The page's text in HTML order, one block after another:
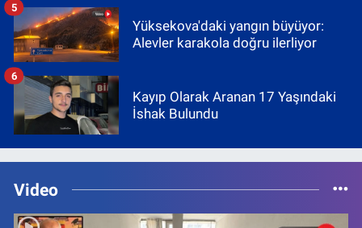
Yüksekova'daki yangın büyüyor:
Alevler karakola doğru ilerliyor
5
Kayıp Olarak Aranan 17 Yaşındaki
İshak Bulundu
6
Video